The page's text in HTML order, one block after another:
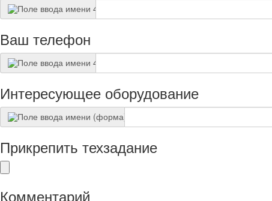
Ваш телефон
Интересующее оборудование
Прикрепить техзадание
Комментарий